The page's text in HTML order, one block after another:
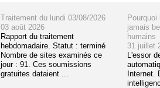
Traitement du lundi 03/08/2026
03 août 2026
Rapport du traitement
hebdomadaire. Statut : terminé
Nombre de sites examinés ce
jour : 91. Ces soumissions
gratuites dataient ...
jamais
humains
31 juillet
L'essor
Internet.